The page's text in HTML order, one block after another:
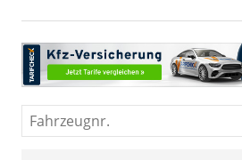
Fahrzeugnr.